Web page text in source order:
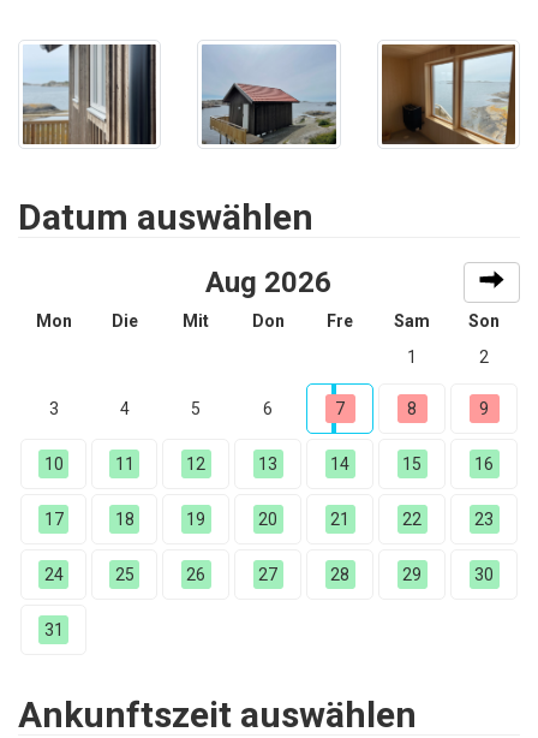
Datum auswählen
Aug 2026
Mon Die Mit Don Fre Sam
Son
1
2
3 4 5 6 7 8 9
10 11 12 13 14 15 16
17 18 19 20 21 22 23
24 25 26 27 28 29 30
31
Ankunftszeit auswählen